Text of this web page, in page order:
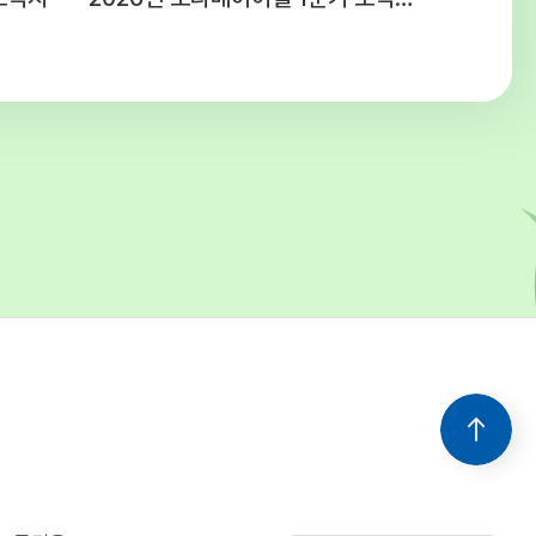
기재해주십시오.○ 입사지원서 기재사항 누락